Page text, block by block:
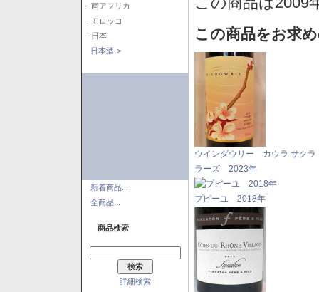
- 南アフリカ
- モロッコ
- 日本
日本酒->
新着商品...
全商品...
商品検索
詳細検索
この商品をお求
ウインダウリー カウラ サクラ
ラーズ 2023年
プピーユ 2018年